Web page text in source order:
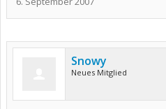
Snowy
Neues Mitglied